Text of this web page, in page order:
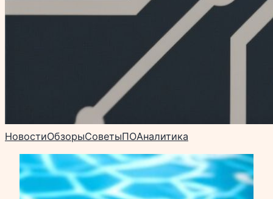
НовостиОбзорыСоветыПОАналитика